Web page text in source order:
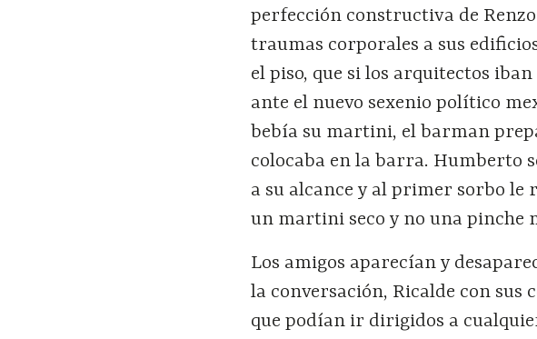
perfección constructiva de
traumas corporales a sus
el piso, que si los arquitectos
ante el nuevo sexenio político
bebía su martini, el barman
colocaba en la barra. Humberto
a su alcance y al primer sorbo le
un martini seco y no una pinche
Los amigos aparecían y
la conversación, Ricalde con
que podían ir dirigidos a